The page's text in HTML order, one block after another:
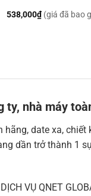
538,000₫ (giá đã bao
ty, nhà máy
date xa,
dần trở thành 1
VỤ QNET